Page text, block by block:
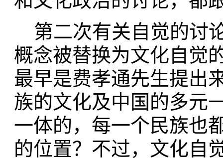
第二次有关自觉的讨
概念被替换为文化自觉
最早是费孝通先生提出
族的文化及中国的多元
一体的，每一个民族也
的位置？不过，文化自